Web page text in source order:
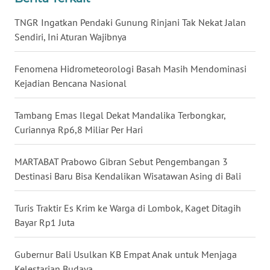
TNGR Ingatkan Pendaki Gunung Rinjani Tak Nekat Jalan
Sendiri, Ini Aturan Wajibnya
Fenomena Hidrometeorologi Basah Masih Mendominasi
Kejadian Bencana Nasional
Tambang Emas Ilegal Dekat Mandalika Terbongkar,
Curiannya Rp6,8 Miliar Per Hari
MARTABAT Prabowo Gibran Sebut Pengembangan 3
Destinasi Baru Bisa Kendalikan Wisatawan Asing di Bali
Turis Traktir Es Krim ke Warga di Lombok, Kaget Ditagih
Bayar Rp1 Juta
Gubernur Bali Usulkan KB Empat Anak untuk Menjaga
WN
NUSANTARA
WN
JOGJA
WN
JATIM
WN
BALI
WN
KALBAR
WN
KALTENG